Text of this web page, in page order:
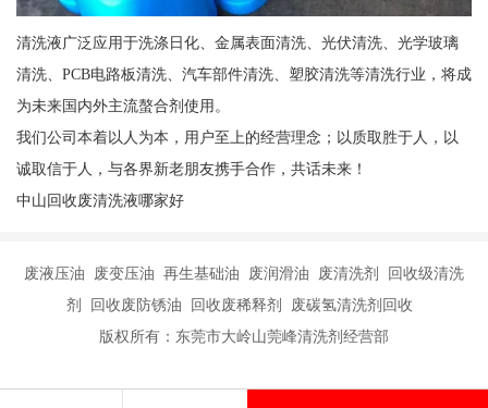
清洗液广泛应用于洗涤日化、金属表面清洗、光伏清洗、光学玻璃
清洗、PCB电路板清洗、汽车部件清洗、塑胶清洗等清洗行业，将成
为未来国内外主流螯合剂使用。
我们公司本着以人为本，用户至上的经营理念；以质取胜于人，以
诚取信于人，与各界新老朋友携手合作，共话未来！
中山回收废清洗液哪家好
废液压油 废变压油 再生基础油 废润滑油 废清洗剂 回收级清洗
剂 回收废防锈油 回收废稀释剂 废碳氢清洗剂回收
版权所有：东莞市大岭山莞峰清洗剂经营部